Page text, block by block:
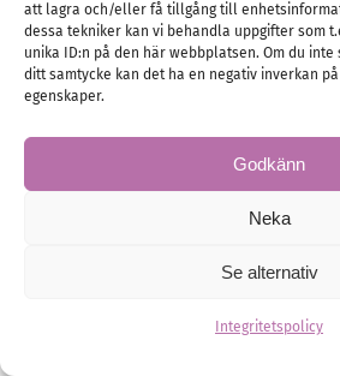
att lagra och/eller få tillgång till
dessa tekniker kan vi behandla uppgifter som
unika ID:n på den här webbplatsen. Om du
ditt samtycke kan det ha en negativ inverkan
egenskaper.
Godkänn
Neka
Se alternativ
Integritetspolicy
Brud Hälsa och Skönhet